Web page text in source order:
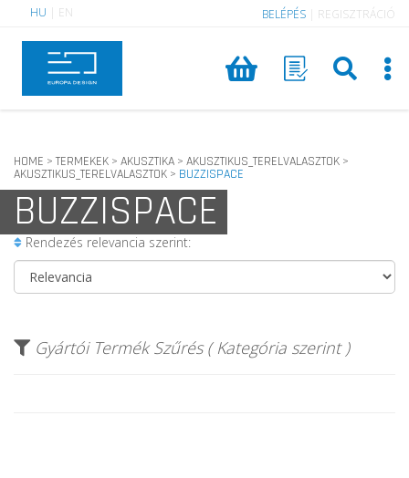
HU EN BELÉPÉS REGISZTRÁCIÓ
HOME > TERMEKEK > AKUSZTIKA > AKUSZTIKUS_TERELVALASZTOK >
AKUSZTIKUS_TERELVALASZTOK > BUZZISPACE
BUZZISPACE
Rendezés relevancia szerint:
Gyártói Termék Szűrés ( Kategória szerint )